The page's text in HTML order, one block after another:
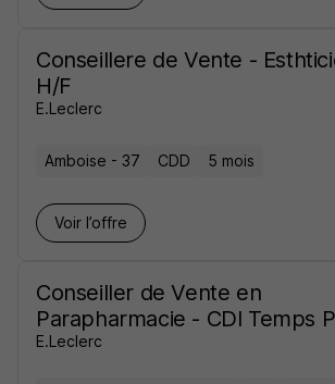
Conseillere de Vente -
H/F
E.Leclerc
Amboise - 37 CDD 5 mois
Voir l’offre
Conseiller de Vente en
Parapharmacie - CDI Temps
E.Leclerc